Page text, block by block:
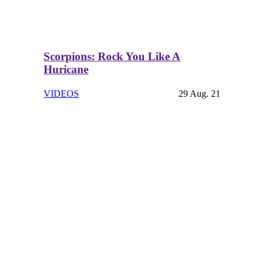
Scorpions: Rock You Like A
Huricane
VIDEOS 29 Aug. 21